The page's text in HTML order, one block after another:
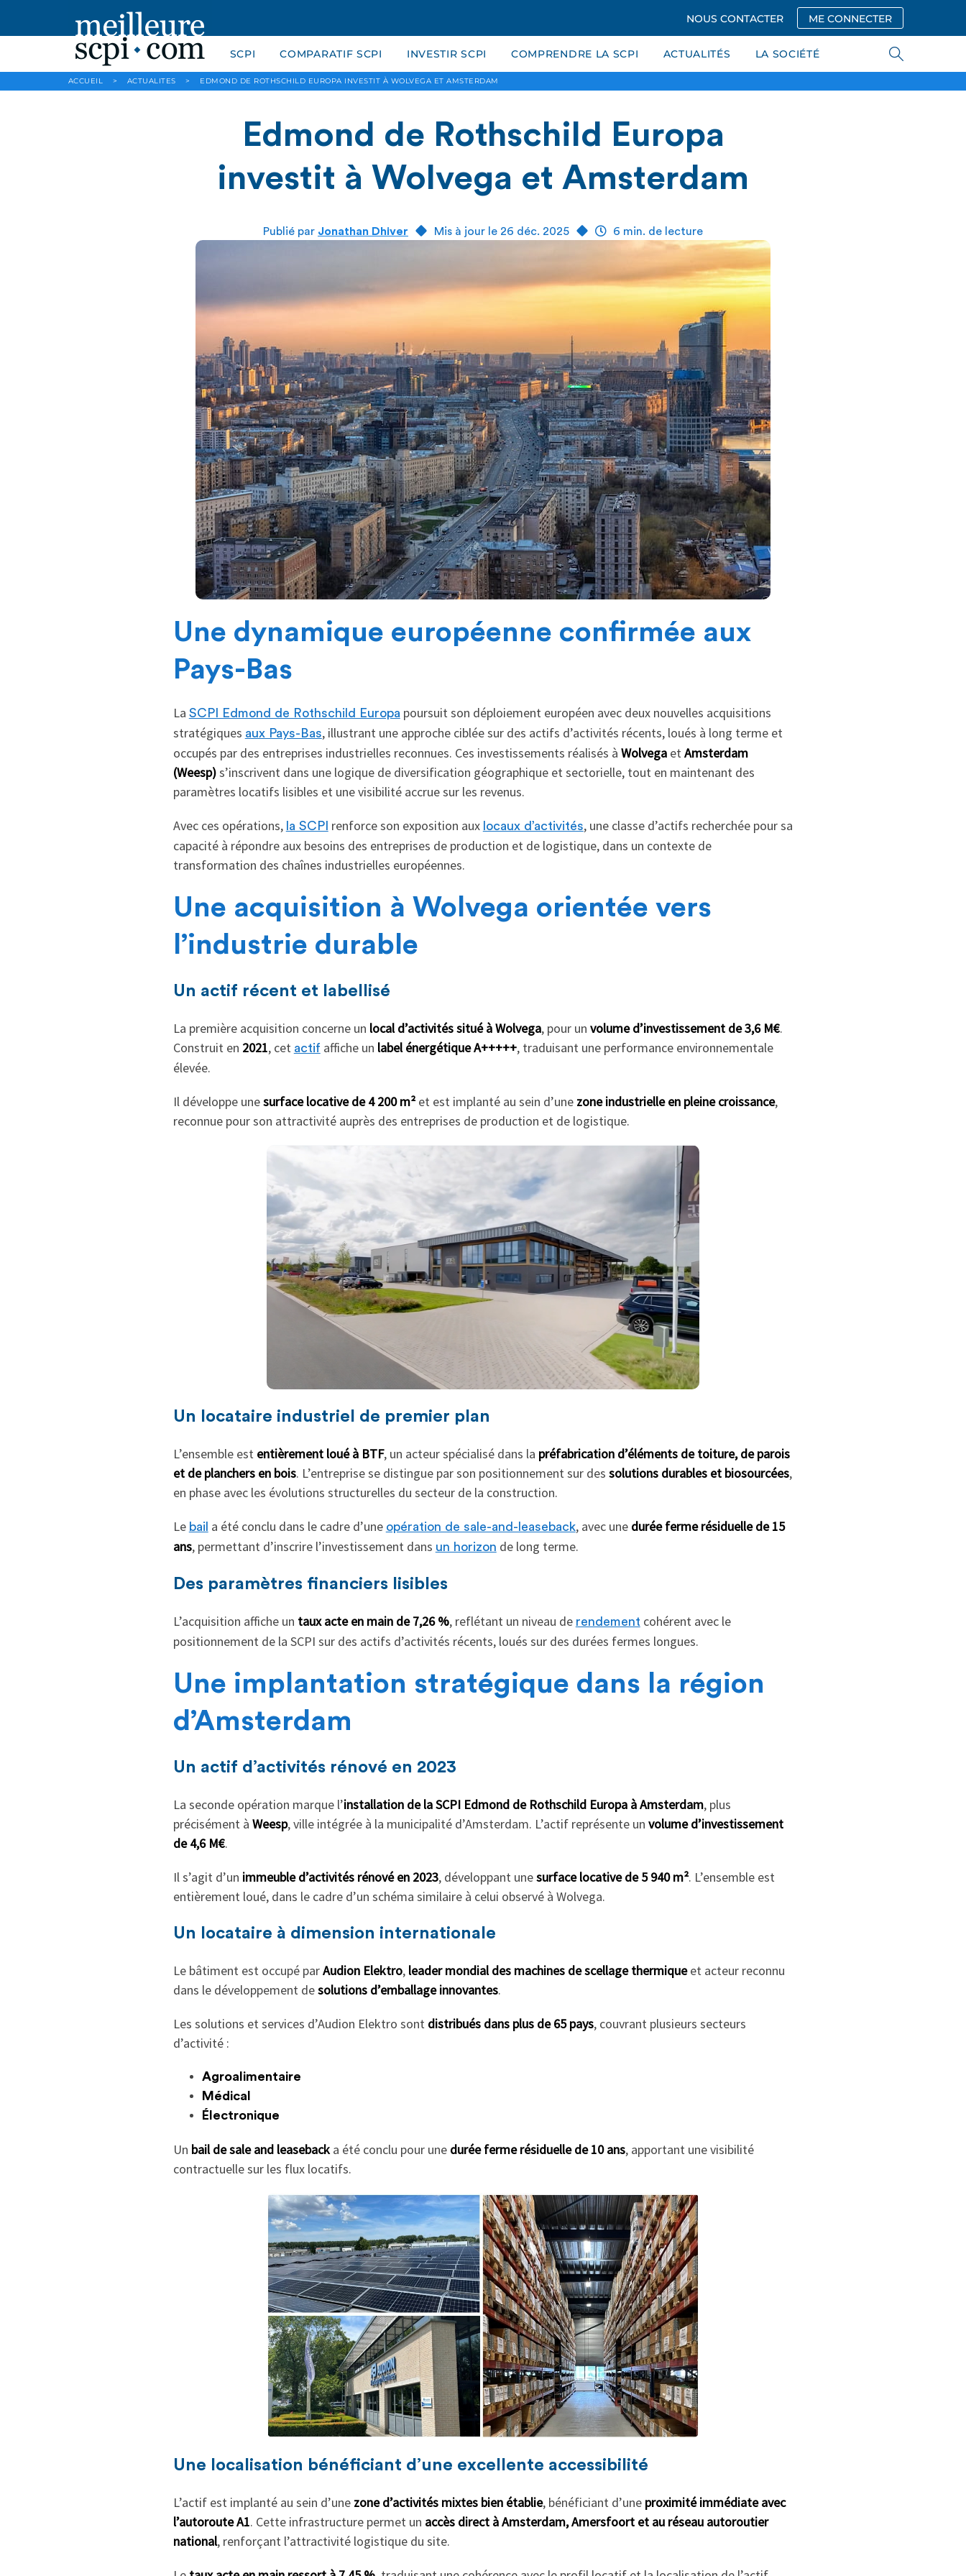
NOUS CONTACTER ME CONNECTER
SCPI COMPARATIF SCPI INVESTIR SCPI COMPRENDRE LA SCPI ACTUALITÉS LA SOCIÉTÉ
ACCUEIL > ACTUALITES > EDMOND DE ROTHSCHILD EUROPA INVESTIT À WOLVEGA ET AMSTERDAM
Edmond de Rothschild Europa
investit à Wolvega et Amsterdam
Publié par Jonathan Dhiver Mis à jour le 26 déc. 2025 6 min. de lecture
Une dynamique européenne confirmée aux
Pays-Bas
La SCPI Edmond de Rothschild Europa poursuit son déploiement européen avec deux nouvelles acquisitions
stratégiques aux Pays-Bas, illustrant une approche ciblée sur des actifs d’activités récents, loués à long terme et
occupés par des entreprises industrielles reconnues. Ces investissements réalisés à WolvegaetAmsterdam
(Weesp)s’inscrivent dans une logique de diversification géographique et sectorielle, tout en maintenant des
paramètres locatifs lisibles et une visibilité accrue sur les revenus.
Avec ces opérations, la SCPI renforce son exposition aux locaux d’activités, une classe d’actifs recherchée pour sa
capacité à répondre aux besoins des entreprises de production et de logistique, dans un contexte de
transformation des chaînes industrielles européennes.
Une acquisition à Wolvega orientée vers
l’industrie durable
Un actif récent et labellisé
La première acquisition concerne un local d’activités situé à Wolvega, pour un volume d’investissement de 3,6 M€.
Construit en 2021, cet actif affiche un label énergétique A+++++, traduisant une performance environnementale
élevée.
Il développe unesurface locative de 4 200 m²et est implanté au sein d’une zone industrielle en pleine croissance,
reconnue pour son attractivité auprès des entreprises de production et de logistique.
Un locataire industriel de premier plan
L’ensemble est entièrement loué à BTF, un acteur spécialisé dans la préfabrication d’éléments de toiture, de parois
et de planchers en bois. L’entreprise se distingue par son positionnement sur des solutions durables et biosourcées,
en phase avec les évolutions structurelles du secteur de la construction.
Le bail a été conclu dans le cadre d’une opération de sale-and-leaseback, avec une durée ferme résiduelle de 15
ans, permettant d’inscrire l’investissement dans un horizon de long terme.
Des paramètres financiers lisibles
L’acquisition affiche un taux acte en main de 7,26 %, reflétant un niveau de rendement cohérent avec le
positionnement de la SCPI sur des actifs d’activités récents, loués sur des durées fermes longues.
Une implantation stratégique dans la région
d’Amsterdam
Un actif d’activités rénové en 2023
La seconde opération marque l’installation de la SCPI Edmond de Rothschild Europa à Amsterdam, plus
précisément à Weesp, ville intégrée à la municipalité d’Amsterdam. L’actif représente un volume d’investissement
de 4,6 M€.
Il s’agit d’un immeuble d’activités rénové en 2023, développant unesurface locative de 5 940 m². L’ensemble est
entièrement loué, dans le cadre d’un schéma similaire à celui observé à Wolvega.
Un locataire à dimension internationale
Le bâtiment est occupé parAudion Elektro, leader mondial des machines de scellage thermiqueet acteur reconnu
dans le développement desolutions d’emballage innovantes.
Les solutions et services d’Audion Elektro sont distribués dans plus de 65 pays, couvrant plusieurs secteurs
d’activité :
Agroalimentaire
Médical
Électronique
Un bail de sale and leasebacka été conclu pour une durée ferme résiduelle de 10 ans, apportant une visibilité
contractuelle sur les flux locatifs.
Une localisation bénéficiant d’une excellente accessibilité
L’actif est implanté au sein d’une zone d’activités mixtes bien établie, bénéficiant d’une proximité immédiate avec
l’autoroute A1. Cette infrastructure permet un accès direct à Amsterdam, Amersfoort et au réseau autoroutier
national, renforçant l’attractivité logistique du site.